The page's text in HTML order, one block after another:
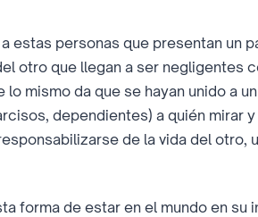
estas personas que presentan un
otro que llegan a ser negligentes
mismo da que se hayan unido a
dependientes) a quién mirar
de la vida del otro,
forma de estar en el mundo en su